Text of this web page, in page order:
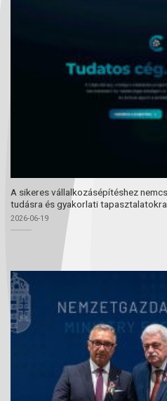
A sikeres vállalkozásépítéshez
tudásra és gyakorlati
2026-06-19